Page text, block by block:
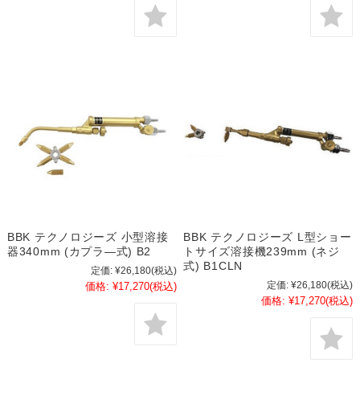
BBK テクノロジーズ 小型溶接
器340mm (カプラ―式) B2
定価: ¥26,180(税込)
価格: ¥17,270(税込)
BBK テクノロジーズ L型ショー
トサイズ溶接機239mm (ネジ
式) B1CLN
定価: ¥26,180(税込)
価格: ¥17,270(税込)